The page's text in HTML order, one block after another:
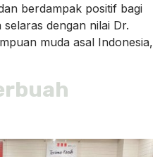
berdampak positif bagi
dengan nilai Dr.
muda asal Indonesia,